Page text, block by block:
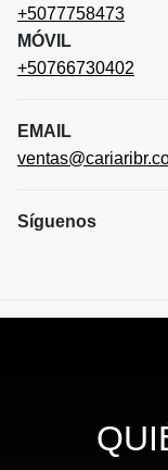
+5077758473
MÓVIL
+50766730402
EMAIL
Síguenos